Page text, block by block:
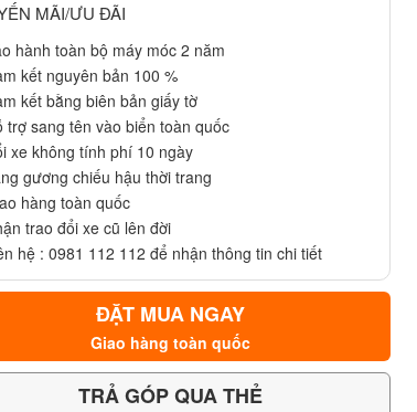
MÃI/ƯU ĐÃI
hành toàn bộ máy móc 2 năm
kết nguyên bản 100 %
kết bằng biên bản giấy tờ
trợ sang tên vào biển toàn quốc
xe không tính phí 10 ngày
gương chiếu hậu thời trang
hàng toàn quốc
trao đổi xe cũ lên đời
hệ : 0981 112 112 để nhận thông tin chi tiết
ĐẶT MUA NGAY
Giao hàng toàn quốc
TRẢ GÓP QUA THẺ